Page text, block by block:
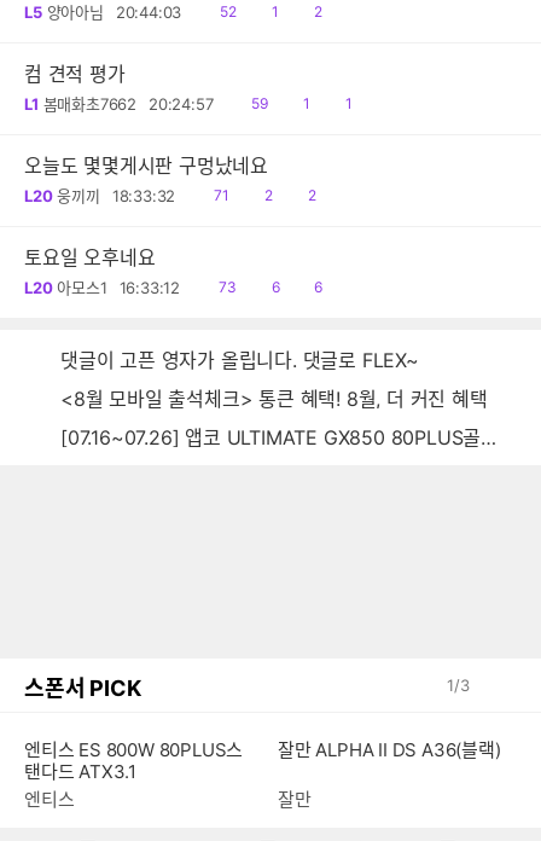
L5 양아아님 20:44:03
읽
52
공1
댓
2
컴 견적 평가
L1 봄매화초7662 20:24:57
읽
59
공1
댓1
오늘도 몇몇게시판 구멍났네요
L20 웅끼끼 18:33:32
읽
71
공
2
댓
2
토요일 오후네요
L20 아모스1 16:33:12
읽
73
공
6
댓
6
댓글이 고픈 영자가 올립니다. 댓글로 FLEX~
<8월 모바일 출석체크> 통큰 혜택! 8월, 더 커진 혜택
[07.16~07.26] 앱코 ULTIMATE GX850 80PLUS골드 풀모듈러 ATX3.0 블랙
스폰서 PICK 1/3
엔티스 ES 800W 80PLUS스
탠다드 ATX3.1